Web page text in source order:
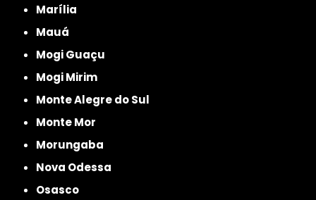
Marília
Mauá
Mogi Guaçu
Mogi Mirim
Monte Alegre do Sul
Monte Mor
Morungaba
Nova Odessa
Osasco